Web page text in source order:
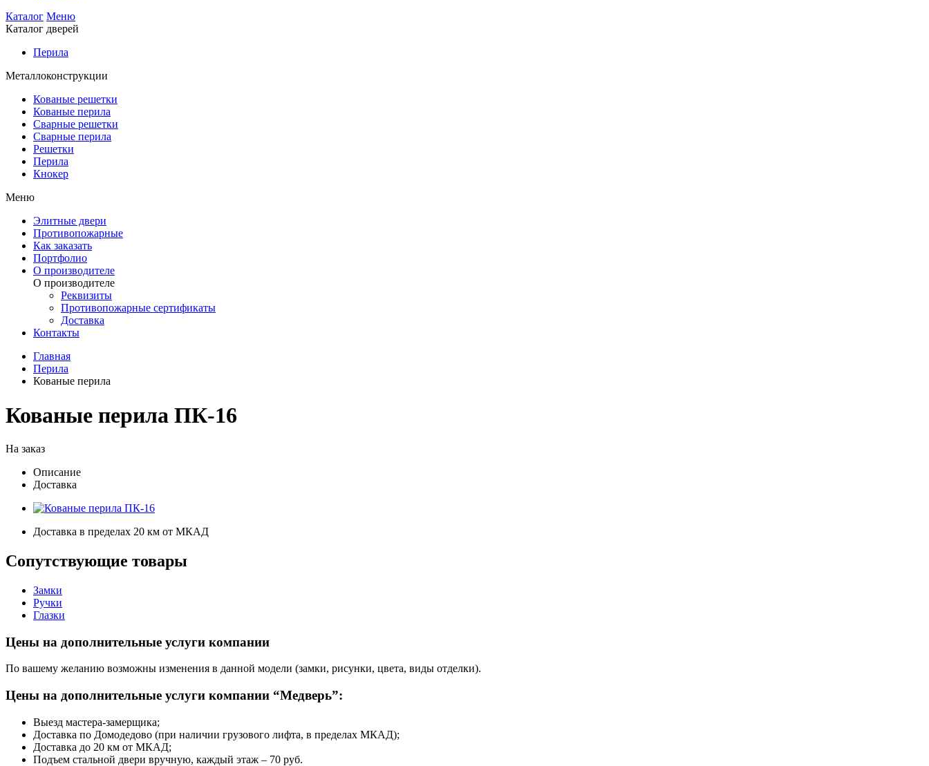
Каталог Меню
Каталог дверей
Перила
Металлоконструкции
Кованые решетки
Кованые перила
Сварные решетки
Сварные перила
Решетки
Перила
Кнокер
Меню
Элитные двери
Противопожарные
Как заказать
Портфолио
О производителе
О производителе
Реквизиты
Противопожарные сертификаты
Доставка
Контакты
Главная
Перила
Кованые перила
Кованые перила ПК-16
На заказ
Описание
Доставка
Доставка в пределах 20 км от МКАД
Сопутствующие товары
Замки
Ручки
Глазки
Цены на дополнительные услуги компании
По вашему желанию возможны изменения в данной модели (замки, рисунки, цвета, виды отделки).
Цены на дополнительные услуги компании “Медверь”:
Выезд мастера-замерщика;
Доставка по Домодедово (при наличии грузового лифта, в пределах МКАД);
Доставка до 20 км от МКАД;
Подъем стальной двери вручную, каждый этаж – 70 руб.